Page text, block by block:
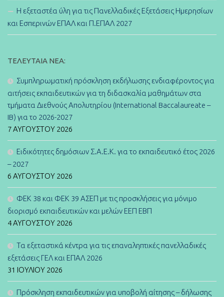
Η εξεταστέα ύλη για τις Πανελλαδικές Εξετάσεις Ημερησίων
και Εσπερινών ΕΠΑΛ και Π.ΕΠΑΛ 2027
ΤΕΛΕΥΤΑΊΑ ΝΈΑ:
Συμπληρωματική πρόσκληση εκδήλωσης ενδιαφέροντος για
αιτήσεις εκπαιδευτικών για τη διδασκαλία μαθημάτων στα
τμήματα Διεθνούς Απολυτηρίου (International Baccalaureate –
IB) για το 2026-2027
7 ΑΥΓΟΎΣΤΟΥ 2026
Ειδικότητες δημόσιων Σ.Α.Ε.Κ. για το εκπαιδευτικό έτος 2026
– 2027
6 ΑΥΓΟΎΣΤΟΥ 2026
ΦΕΚ 38 και ΦΕΚ 39 ΑΣΕΠ με τις προσκλήσεις για μόνιμο
διορισμό εκπαιδευτικών και μελών ΕΕΠ ΕΒΠ
4 ΑΥΓΟΎΣΤΟΥ 2026
Τα εξεταστικά κέντρα για τις επαναληπτικές πανελλαδικές
εξετάσεις ΓΕΛ και ΕΠΑΛ 2026
31 ΙΟΥΛΊΟΥ 2026
Πρόσκληση εκπαιδευτικών για υποβολή αίτησης – δήλωσης